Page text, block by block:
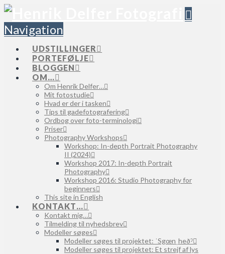
Navigation
UDSTILLINGER
PORTEFØLJE
BLOGGEN
OM…
Om Henrik Delfer…
Mit fotostudie
Hvad er der i tasken
Tips til gadefotografering
Ordbog over foto-terminologi
Priser
Photography Workshops
Workshop: In-depth Portrait Photography
II (2024)
Workshop 2017: In-depth Portrait
Photography
Workshop 2016: Studio Photography for
beginners
This site in English
KONTAKT…
Kontakt mig…
Tilmelding til nyhedsbrev
Modeller søges
Modeller søges til projektet: ˈSgœnˌheðˀ
Modeller søges til projektet: Et strejf af lys